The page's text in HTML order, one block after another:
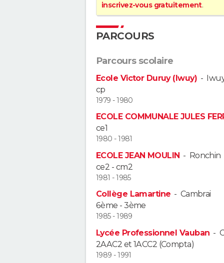
inscrivez-vous gratuitement.
PARCOURS
Parcours scolaire
Ecole Victor Duruy (Iwuy) -
cp
1979 - 1980
ECOLE COMMUNALE JULES
ce1
1980 - 1981
ECOLE JEAN MOULIN - Ronchin
ce2 - cm2
1981 - 1985
Collège Lamartine - Cambrai
6ème - 3ème
1985 - 1989
Lycée Professionnel Vauban -
2AAC2 et 1ACC2 (Compta)
1989 - 1991